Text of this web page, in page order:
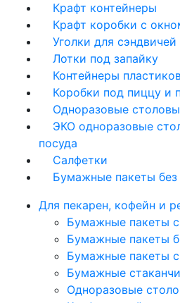
Крафт контейнеры
Крафт коробки с
Уголки для сэндвичей
Лотки под запайку
Контейнеры
Коробки под пиццу и
Одноразовые
ЭКО одноразовые
посуда
Салфетки
Бумажные пакеты
Для пекарен, кофейн и
Бумажные пакеты
Бумажные пакеты
Бумажные пакеты
Бумажные
Одноразовые